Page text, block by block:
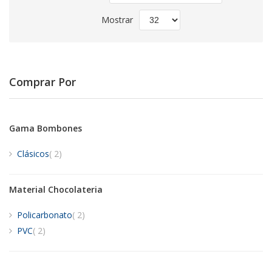
Mostrar
Comprar Por
Gama Bombones
Clásicos 2artículos
Material Chocolateria
Policarbonato 2artículos
PVC 2artículos